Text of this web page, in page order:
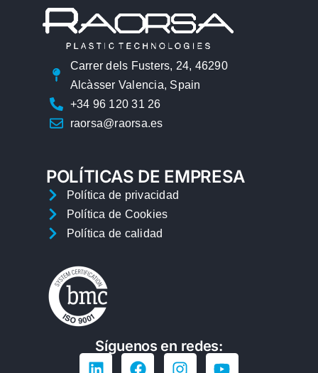
Carrer dels Fusters, 24, 46290
Alcàsser Valencia, Spain
+34 96 120 31 26
raorsa@raorsa.es
POLÍTICAS DE EMPRESA
Política de privacidad
Política de Cookies
Política de calidad
Síguenos en redes: